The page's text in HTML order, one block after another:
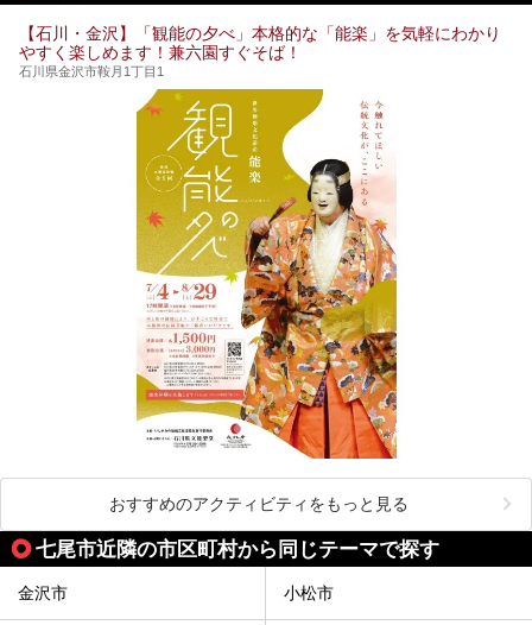
【石川・金沢】「観能の夕べ」本格的な「能楽」を気軽にわかり
やすく楽しめます！兼六園すぐそば！
石川県金沢市鞍月1丁目1
おすすめのアクティビティをもっと見る
七尾市近隣の市区町村から同じテーマで探す
金沢市 小松市